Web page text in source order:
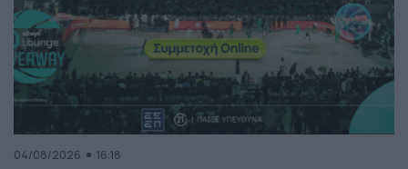
04/08/2026 16:18